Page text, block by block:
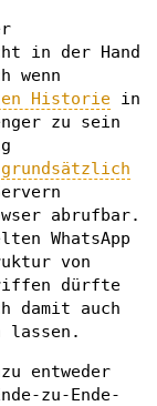
in der Hand
wenn
Historie in
zu sein
grundsätzlich
abrufbar.
WhatsApp
von
dürfte
damit auch
lassen.
entweder
zu-Ende-